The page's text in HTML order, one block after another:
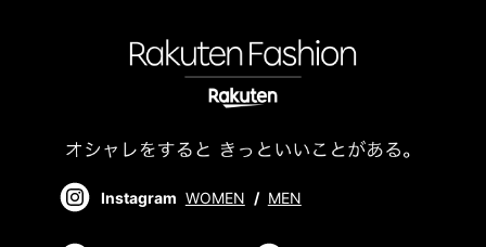
Instagram WOMEN / MEN